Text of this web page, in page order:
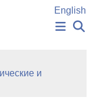
English
и